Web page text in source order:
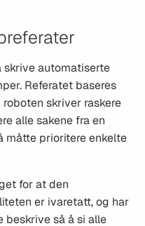
automatiserte
Referatet baseres
skriver raskere
alle sakene fra en
måtte prioritere enkelte
for at den
er ivaretatt, og har
beskrive så å si alle